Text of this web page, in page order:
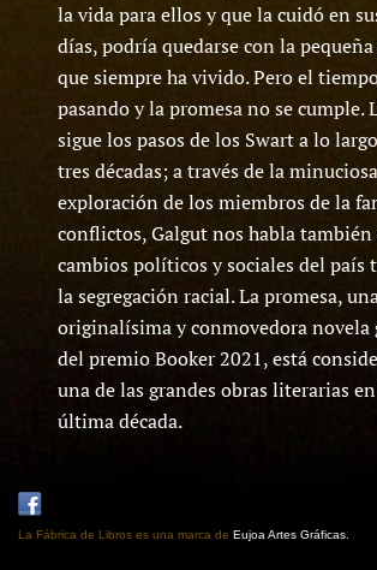
la vida para ellos y que la cuidó en
días, podría quedarse con la
que siempre ha vivido. Pero el
pasando y la promesa no se cumple.
sigue los pasos de los Swart a lo
tres décadas; a través de la minuciosa
exploración de los miembros de la
conflictos, Galgut nos habla también
cambios políticos y sociales del país
la segregación racial. La promesa,
originalísima y conmovedora novela
del premio Booker 2021, está
una de las grandes obras literarias
última década.
La Fábrica de Libros es una marca de Eujoa Artes Gráficas.